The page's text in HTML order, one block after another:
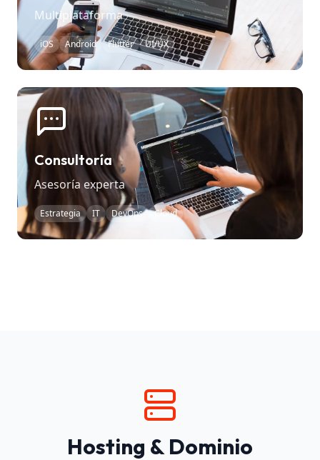
Multiplataforma
iOS Android Flutter UI/UX
Consultoría
Asesoría experta
Estrategia IT DevOps Cloud
Hosting & Dominio